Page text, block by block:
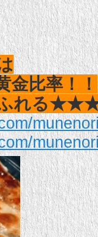
金比率！！
れる